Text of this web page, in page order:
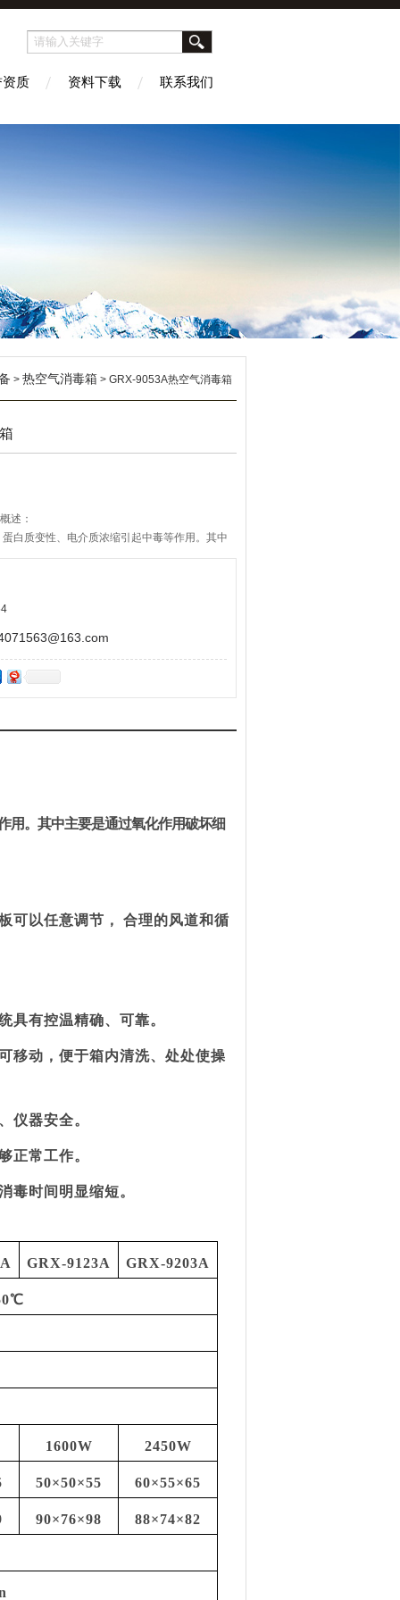
质 资料下载 联系我们
> 热空气消毒箱 > GRX-9053A热空气消毒箱
述：
白质变性、电介质浓缩引起中毒等作用。其中
质，使微生物死亡，所以在加热时间内可杀死
用。其中主要是通过氧化作用破坏细
可以任意调节， 合理的风道和循
具有控温精确、可靠。
移动 ， 便于箱内清洗、处处使操
仪器安全。
正常工作。
毒时间明显缩短。
GRX-9123A GRX-9203A
1600W 2450W
50×50×55 60×55×65
90×76×98 88×74×82